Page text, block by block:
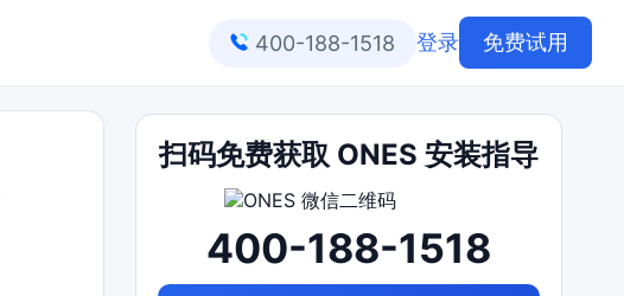
400-188-1518 登录 免费试用
扫码免费获取 ONES 安装指导
400-188-1518